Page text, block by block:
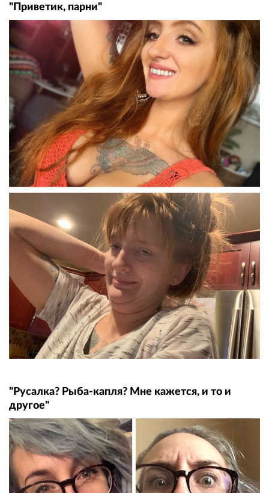
"Приветик, парни"
"Русалка? Рыба-капля? Мне кажется, и то и
другое"